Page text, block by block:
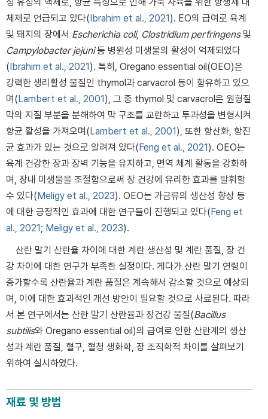
체제로 언급되고 있다(Ibrahim et al., 2021). EO의 급여로 육계
및 돼지의 장에서 Escherichia coli, Clostridium perfringens및
Campylobacter jejuni등 병원성 미생물의 활성이 억제되었다
(Ibrahim et al., 2021). 특히, Oregano essential oil(OEO)은
강력한 생리활성 물질인 thymol과 carvacrol 등이 함유하고 있으
며(Lambert et al., 2001), 그 중 thymol 및 carvacrol은 원형질
막의 지질 부분을 분해하여 막 구조를 교란하고 투과성을 변형시켜
항균 활성을 가져오며(Lambert et al., 2001), 또한 항산화, 항진
균 효과가 있는 것으로 알려져 있다(Feng et al., 2021). OEO는
육계 건강한 장과 장벽 기능을 유지하고, 면역 체계 활동을 강화하
며, 장내 미생물을 조절함으로써 장 건강에 유리한 효과를 발휘할
수 있다(Meligy et al., 2023). OEO는 가금류의 생산성 향상 등
에 대한 긍정적인 효과에 대한 연구들이 진행되고 있다(Feng et
al., 2021; Meligy et al., 2023).
산란 말기 산란율 차이에 대한 계란 생산성 및 계란 품질, 장 건
강 차이에 대한 연구가 부족한 실정이다. 게다가 산란 말기 연령이
증가할수록 산란율과 계란 품질은 계속해서 감소할 것으로 예상되
며, 이에 대한 효과적인 개선 방안이 필요할 것으로 사료된다. 따라
서 본 연구에서는 산란 말기 산란율과 장건강 물질(Bacillus
subtilis와 Oregano essential oil)의 급여로 인한 산란계의 생산
성과 계란 품질, 혈구, 혈청 생화학, 장 조직학적 차이를 살펴보기
위하여 실시하였다.
재료 및 방법